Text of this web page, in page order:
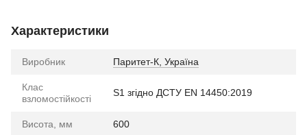
Характеристики
Виробник Паритет-К, Україна
Клас
взломостійкості
S1 згідно ДСТУ EN 14450:2019
Висота, мм 600